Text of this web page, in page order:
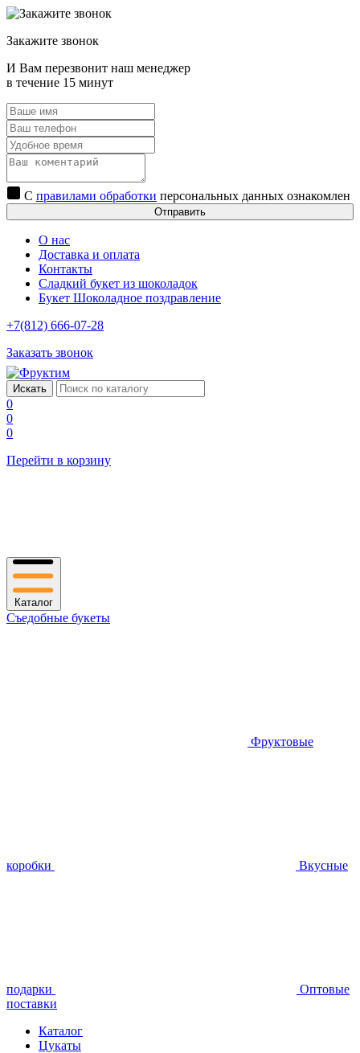
Закажите звонок
И Вам перезвонит наш менеджер
в течение 15 минут
С правилами обработки персональных данных ознакомлен
Отправить
О нас
Доставка и оплата
Контакты
Сладкий букет из шоколадок
Букет Шоколадное поздравление
+7(812) 666-07-28
Заказать звонок
0
0
0
Перейти в корзину
Каталог
Съедобные букеты
Фруктовые
коробки Вкусные
подарки
Оптовые
поставки
Каталог
Цукаты